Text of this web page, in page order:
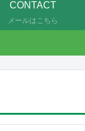
CONTACT
メールはこちら